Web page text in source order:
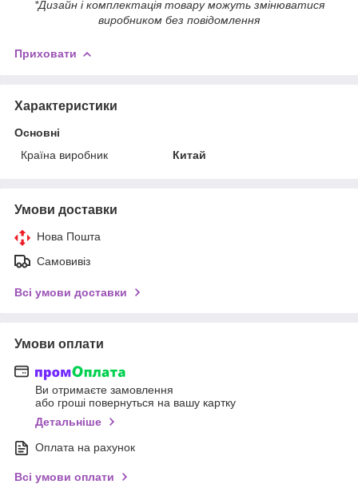
*Дизайн і комплектація товару можуть змінюватися
виробником без повідомлення
Приховати
Характеристики
Основні
Країна виробник
Китай
Умови доставки
Нова Пошта
Самовивіз
Всі умови доставки
Умови оплати
Ви отримаєте замовлення
або гроші повернуться на вашу картку
Детальніше
Оплата на рахунок
Всі умови оплати